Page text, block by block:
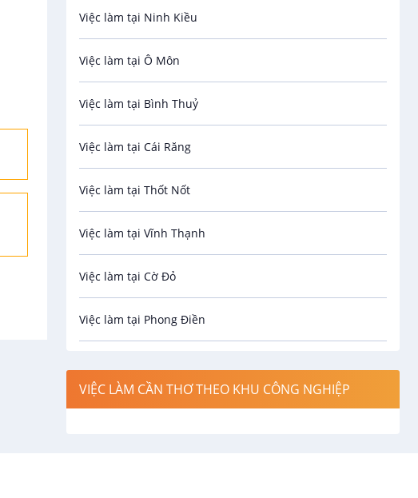
Bảo Vệ
An toàn lao động
Bảo hiểm
Biên phiên dịch
Bưu chính viễn thông
Cơ khí
Công nghệ sinh học
Công nghệ thực phẩm
Điện / Điện tử / Điện lạnh
Hàng hải / Hàng không
Việc làm tại Ninh Kiều
Việc làm tại Ô Môn
Việc làm tại Bình Thuỷ
Việc làm tại Cái Răng
Việc làm tại Thốt Nốt
Việc làm tại Vĩnh Thạnh
Việc làm tại Cờ Đỏ
Việc làm tại Phong Điền
Việc làm tại Cái Khế
VIỆC LÀM CẦN THƠ THEO KHU CÔNG NGHIỆP